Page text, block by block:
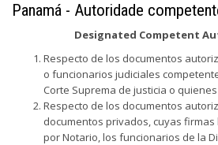
Panamá - Autoridade
Designated Competent
Respecto de los documentos
o funcionarios judiciales
Corte Suprema de justicia o
Respecto de los documentos
documentos privados, cuyas
por Notario, los funcionarios de la